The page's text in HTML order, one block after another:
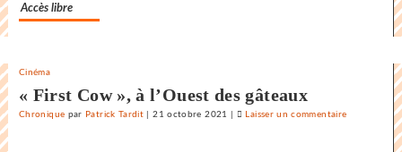
Accès libre
Cinéma
« First Cow », à l’Ouest des gâteaux
Chronique par Patrick Tardit |21 octobre 2021 Laisser un commentaire